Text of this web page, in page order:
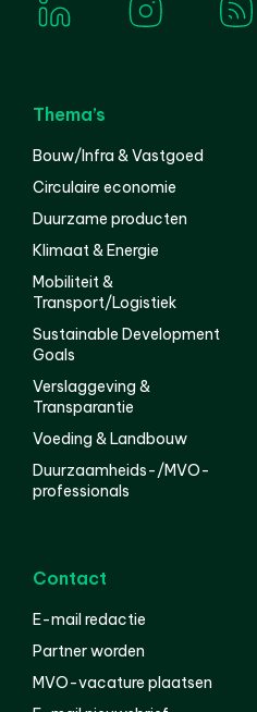
Thema’s
Bouw/Infra & Vastgoed
Circulaire economie
Duurzame producten
Klimaat & Energie
Mobiliteit &
Transport/Logistiek
Sustainable Development
Goals
Verslaggeving &
Transparantie
Voeding & Landbouw
Duurzaamheids-/MVO-
professionals
Contact
E-mail redactie
Partner worden
MVO-vacature plaatsen